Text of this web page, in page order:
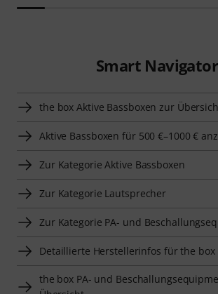
Smart Navigator
the box Aktive Bassboxen zur
Aktive Bassboxen für 500 €–1000 €
Zur Kategorie Aktive Bassboxen
Zur Kategorie Lautsprecher
Zur Kategorie PA- und
Detaillierte Herstellerinfos für the box
the box PA- und